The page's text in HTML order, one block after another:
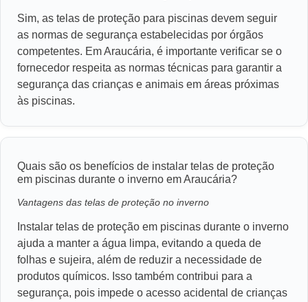
Sim, as telas de proteção para piscinas devem seguir
as normas de segurança estabelecidas por órgãos
competentes. Em Araucária, é importante verificar se o
fornecedor respeita as normas técnicas para garantir a
segurança das crianças e animais em áreas próximas
às piscinas.
Quais são os benefícios de instalar telas de proteção
em piscinas durante o inverno em Araucária?
Vantagens das telas de proteção no inverno
Instalar telas de proteção em piscinas durante o inverno
ajuda a manter a água limpa, evitando a queda de
folhas e sujeira, além de reduzir a necessidade de
produtos químicos. Isso também contribui para a
segurança, pois impede o acesso acidental de crianças